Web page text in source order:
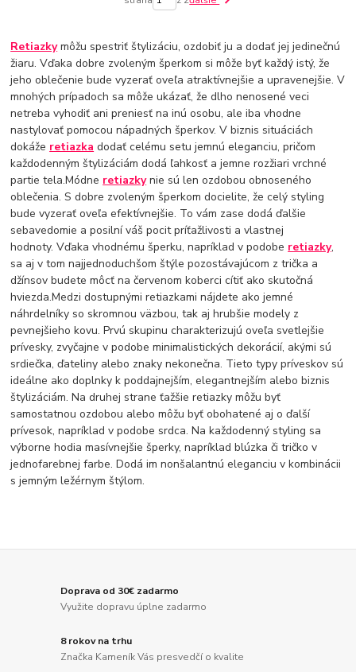
Retiazkymôžu spestriť štylizáciu, ozdobiť ju a dodať jej jedinečnú
žiaru. Vďaka dobre zvoleným šperkom si môže byť každý istý, že
jeho oblečenie bude vyzerať oveľa atraktívnejšie a upravenejšie. V
mnohých prípadoch sa môže ukázať, že dlho nenosené veci
netreba vyhodiť ani preniesť na inú osobu, ale iba vhodne
nastylovať pomocou nápadných šperkov. V biznis situáciách
dokáže retiazka dodať celému setu jemnú eleganciu, pričom
každodenným štylizáciám dodá ľahkosť a jemne rozžiari vrchné
partie tela.Módne retiazkynie sú len ozdobou obnoseného
oblečenia. S dobre zvoleným šperkom docielite, že celý styling
bude vyzerať oveľa efektívnejšie. To vám zase dodá ďalšie
sebavedomie a posilní váš pocit príťažlivosti a vlastnej
hodnoty. Vďaka vhodnému šperku, napríklad v podobe retiazky,
sa aj v tom najjednoduchšom štýle pozostávajúcom z trička a
džínsov budete môcť na červenom koberci cítiť ako skutočná
hviezda.Medzi dostupnými retiazkami nájdete ako jemné
náhrdelníky so skromnou väzbou, tak aj hrubšie modely z
pevnejšieho kovu. Prvú skupinu charakterizujú oveľa svetlejšie
prívesky, zvyčajne v podobe minimalistických dekorácií, akými sú
srdiečka, ďateliny alebo znaky nekonečna. Tieto typy príveskov sú
ideálne ako doplnky k poddajnejším, elegantnejším alebo biznis
štylizáciám. Na druhej strane ťažšie retiazky môžu byť
samostatnou ozdobou alebo môžu byť obohatené aj o ďalší
prívesok, napríklad v podobe srdca. Na každodenný styling sa
výborne hodia masívnejšie šperky, napríklad blúzka či tričko v
jednofarebnej farbe. Dodá im nonšalantnú eleganciu v kombinácii
s jemným ležérnym štýlom.
Doprava od 30€ zadarmo
Využite dopravu úplne zadarmo
8 rokov na trhu
Značka Kameník Vás presvedčí o kvalite